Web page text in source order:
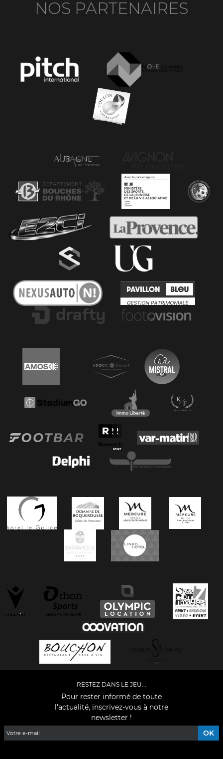
NOS PARTENAIRES
RESTEZ DANS LE JEU...
Pour rester informé de toute
l'actualité, inscrivez-vous à notre
newsletter !